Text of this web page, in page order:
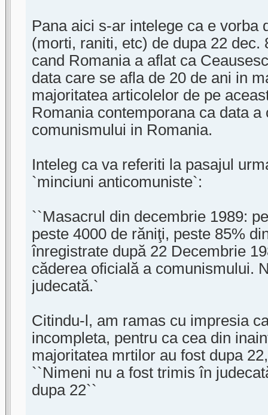
Pana aici s-ar intelege ca e vorba
(morti, raniti, etc) de dupa 22 dec.
cand Romania a aflat ca
data care se afla de 20 de ani in
majoritatea articolelor de pe
Romania contemporana ca data
comunismului in Romania.
Inteleg ca va referiti la pasajul
`minciuni anticomuniste`:
``Masacrul din decembrie 1989:
peste 4000 de răniţi, peste 85%
înregistrate după 22 Decembrie
căderea oficială a comunismului.
judecată.`
Citindu-l, am ramas cu impresia
incompleta, pentru ca cea din
majoritatea mrtilor au fost dupa
``Nimeni nu a fost trimis în
dupa 22``